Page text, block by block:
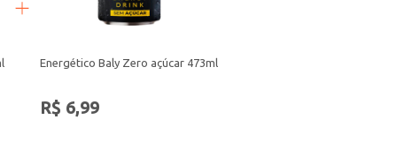
Energético Baly Zero açúcar 473ml
R$ 6,99